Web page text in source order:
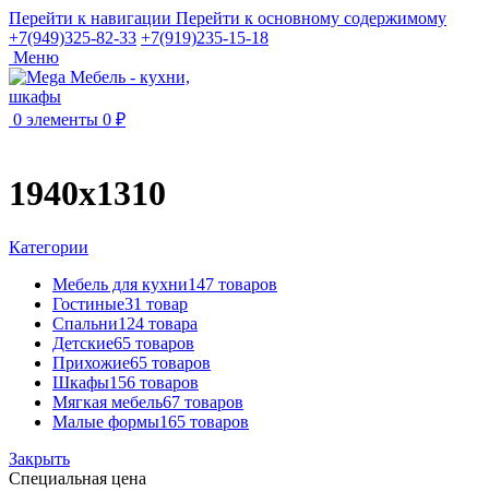
Перейти к навигации Перейти к основному содержимому
+7(949)325-82-33 +7(919)235-15-18
Меню
0 элементы 0 ₽
1940х1310
Категории
Мебель для кухни147 товаров
Гостиные31 товар
Спальни124 товара
Детские65 товаров
Прихожие65 товаров
Шкафы156 товаров
Мягкая мебель67 товаров
Малые формы165 товаров
Закрыть
Специальная цена